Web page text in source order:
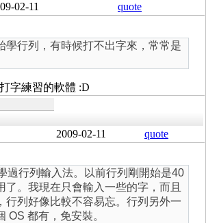
02-11 quote
學行列，有時候打不出字來，常常是
字練習的軟體 :D
2009-02-11 quote
過行列輸入法。以前行列剛開始是40
了。我現在只會輸入一些的字，而且
行列好像比較不容易忘。行列另外一
OS 都有，免安裝。